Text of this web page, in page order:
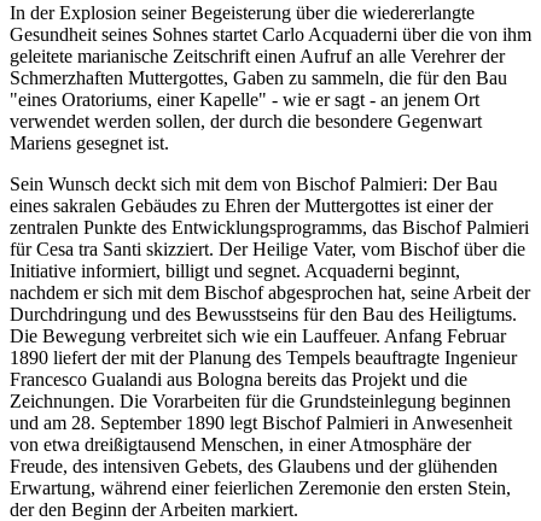
In der Explosion seiner Begeisterung über die wiedererlangte
Gesundheit seines Sohnes startet Carlo Acquaderni über die von ihm
geleitete marianische Zeitschrift einen Aufruf an alle Verehrer der
Schmerzhaften Muttergottes, Gaben zu sammeln, die für den Bau
"eines Oratoriums, einer Kapelle" - wie er sagt - an jenem Ort
verwendet werden sollen, der durch die besondere Gegenwart
Mariens gesegnet ist.
Sein Wunsch deckt sich mit dem von Bischof Palmieri: Der Bau
eines sakralen Gebäudes zu Ehren der Muttergottes ist einer der
zentralen Punkte des Entwicklungsprogramms, das Bischof Palmieri
für Cesa tra Santi skizziert. Der Heilige Vater, vom Bischof über die
Initiative informiert, billigt und segnet. Acquaderni beginnt,
nachdem er sich mit dem Bischof abgesprochen hat, seine Arbeit der
Durchdringung und des Bewusstseins für den Bau des Heiligtums.
Die Bewegung verbreitet sich wie ein Lauffeuer. Anfang Februar
1890 liefert der mit der Planung des Tempels beauftragte Ingenieur
Francesco Gualandi aus Bologna bereits das Projekt und die
Zeichnungen. Die Vorarbeiten für die Grundsteinlegung beginnen
und am 28. September 1890 legt Bischof Palmieri in Anwesenheit
von etwa dreißigtausend Menschen, in einer Atmosphäre der
Freude, des intensiven Gebets, des Glaubens und der glühenden
Erwartung, während einer feierlichen Zeremonie den ersten Stein,
der den Beginn der Arbeiten markiert.